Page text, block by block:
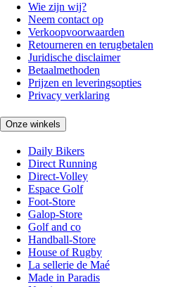
Wie zijn wij?
Neem contact op
Verkoopvoorwaarden
Retourneren en terugbetalen
Juridische disclaimer
Betaalmethoden
Prijzen en leveringsopties
Privacy verklaring
Onze winkels
Daily Bikers
Direct Running
Direct-Volley
Espace Golf
Foot-Store
Galop-Store
Golf and co
Handball-Store
House of Rugby
La sellerie de Maé
Made in Paradis